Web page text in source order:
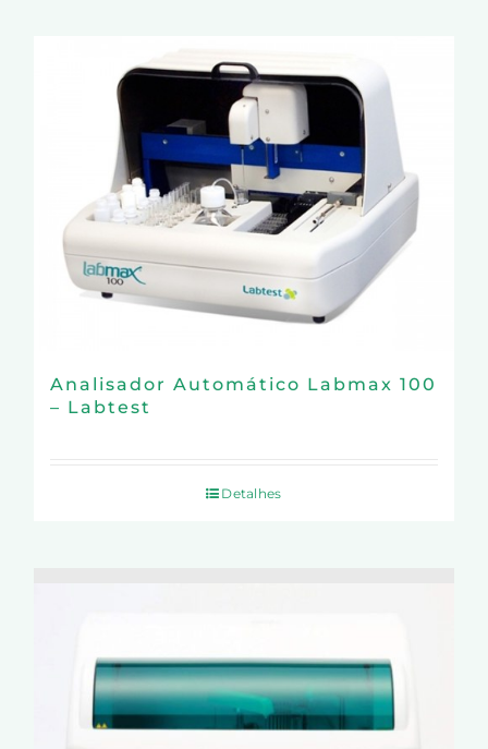
Analisador Automático Labmax 100
– Labtest
Detalhes